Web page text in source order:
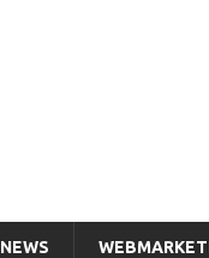
NEWS